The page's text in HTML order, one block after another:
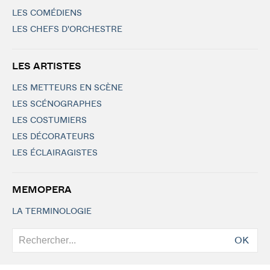
LES COMÉDIENS
LES CHEFS D'ORCHESTRE
LES ARTISTES
LES METTEURS EN SCÈNE
LES SCÉNOGRAPHES
LES COSTUMIERS
LES DÉCORATEURS
LES ÉCLAIRAGISTES
MEMOPERA
LA TERMINOLOGIE
OK